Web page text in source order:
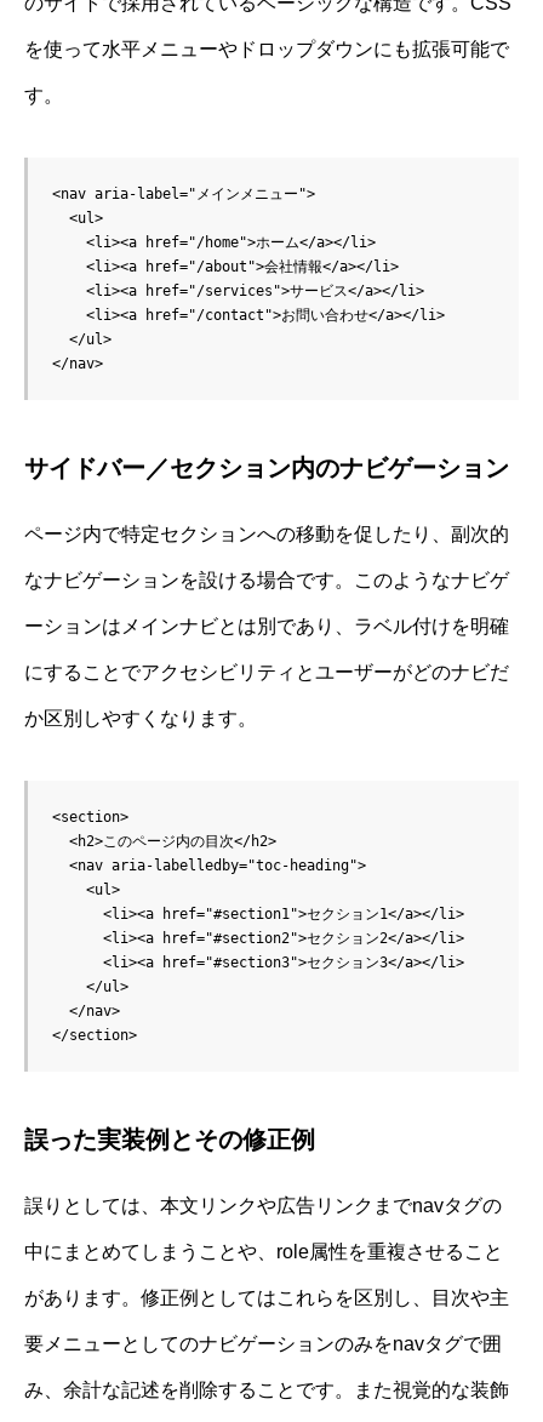
を使って水平メニューやドロップダウンにも拡張可能で
す。
<nav aria-label="メインメニュー">
  <ul>
    <li><a href="/home">ホーム</a></li>
    <li><a href="/about">会社情報</a></li>
    <li><a href="/services">サービス</a></li>
    <li><a href="/contact">お問い合わせ</a></li>
  </ul>
サイドバー／セクション内のナビゲーション
ページ内で特定セクションへの移動を促したり、副次的
なナビゲーションを設ける場合です。このようなナビゲ
ーションはメインナビとは別であり、ラベル付けを明確
にすることでアクセシビリティとユーザーがどのナビだ
か区別しやすくなります。
<section>
  <h2>このページ内の目次</h2>
  <nav aria-labelledby="toc-heading">
    <ul>
      <li><a href="#section1">セクション1</a></li>
      <li><a href="#section2">セクション2</a></li>
      <li><a href="#section3">セクション3</a></li>
    </ul>
  </nav>
誤った実装例とその修正例
誤りとしては、本文リンクや広告リンクまでnavタグの
中にまとめてしまうことや、role属性を重複させること
があります。修正例としてはこれらを区別し、目次や主
要メニューとしてのナビゲーションのみをnavタグで囲
み、余計な記述を削除することです。また視覚的な装飾